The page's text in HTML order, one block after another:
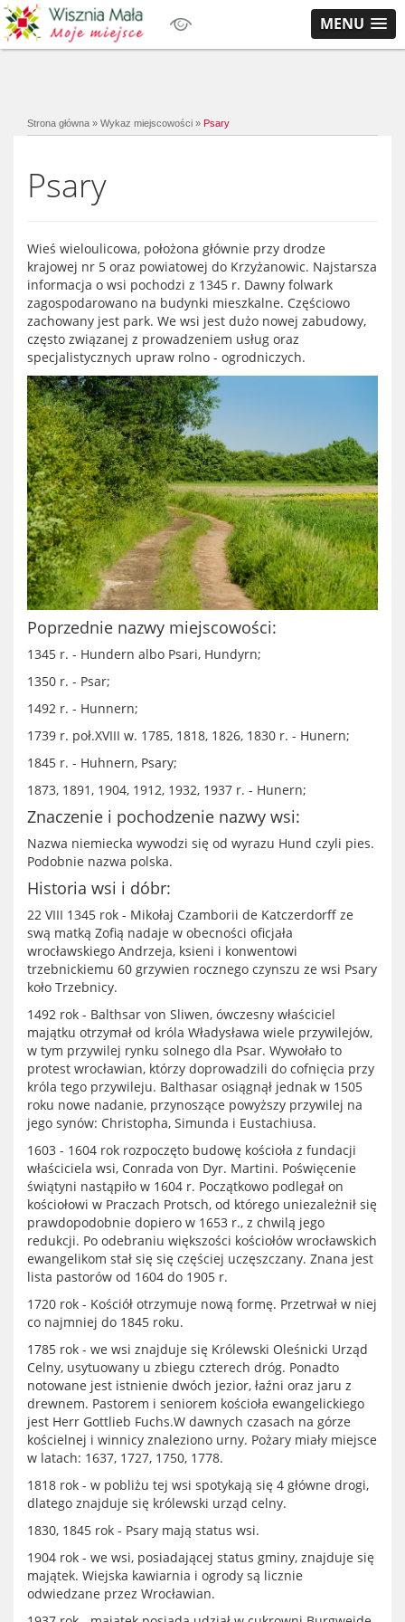
MENU
Strona główna » Wykaz miejscowości » Psary
Psary
Wieś wieloulicowa, położona głównie przy drodze
krajowej nr 5 oraz powiatowej do Krzyżanowic. Najstarsza
informacja o wsi pochodzi z 1345 r. Dawny folwark
zagospodarowano na budynki mieszkalne. Częściowo
zachowany jest park. We wsi jest dużo nowej zabudowy,
często związanej z prowadzeniem usług oraz
specjalistycznych upraw rolno - ogrodniczych.
Poprzednie nazwy miejscowości:
1345 r. - Hundern albo Psari, Hundyrn;
1350 r. - Psar;
1492 r. - Hunnern;
1739 r. poł.XVIII w. 1785, 1818, 1826, 1830 r. - Hunern;
1845 r. - Huhnern, Psary;
1873, 1891, 1904, 1912, 1932, 1937 r. - Hunern;
Znaczenie i pochodzenie nazwy wsi:
Nazwa niemiecka wywodzi się od wyrazu Hund czyli pies.
Podobnie nazwa polska.
Historia wsi i dóbr:
22 VIII 1345 rok - Mikołaj Czamborii de Katczerdorff ze
swą matką Zofią nadaje w obecności oficjała
wrocławskiego Andrzeja, ksieni i konwentowi
trzebnickiemu 60 grzywien rocznego czynszu ze wsi Psary
koło Trzebnicy.
1492 rok - Balthsar von Sliwen, ówczesny właściciel
majątku otrzymał od króla Władysława wiele przywilejów,
w tym przywilej rynku solnego dla Psar. Wywołało to
protest wrocławian, którzy doprowadzili do cofnięcia przy
króla tego przywileju. Balthasar osiągnął jednak w 1505
roku nowe nadanie, przynoszące powyższy przywilej na
jego synów: Christopha, Simunda i Eustachiusa.
1603 - 1604 rok rozpoczęto budowę kościoła z fundacji
właściciela wsi, Conrada von Dyr. Martini. Poświęcenie
świątyni nastąpiło w 1604 r. Początkowo podlegał on
kościołowi w Praczach Protsch, od którego uniezależnił się
prawdopodobnie dopiero w 1653 r., z chwilą jego
redukcji. Po odebraniu większości kościołów wrocławskich
ewangelikom stał się się częściej uczęszczany. Znana jest
lista pastorów od 1604 do 1905 r.
1720 rok - Kościół otrzymuje nową formę. Przetrwał w niej
co najmniej do 1845 roku.
1785 rok - we wsi znajduje się Królewski Oleśnicki Urząd
Celny, usytuowany u zbiegu czterech dróg. Ponadto
notowane jest istnienie dwóch jezior, łaźni oraz jaru z
drewnem. Pastorem i seniorem kościoła ewangelickiego
jest Herr Gottlieb Fuchs.W dawnych czasach na górze
kościelnej i winnicy znaleziono urny. Pożary miały miejsce
w latach: 1637, 1727, 1750, 1778.
1818 rok - w pobliżu tej wsi spotykają się 4 główne drogi,
dlatego znajduje się królewski urząd celny.
1830, 1845 rok - Psary mają status wsi.
1904 rok - we wsi, posiadającej status gminy, znajduje się
majątek. Wiejska kawiarnia i ogrody są licznie
odwiedzane przez Wrocławian.